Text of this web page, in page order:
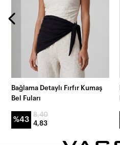
Bağlama Detaylı Fırfır Kumaş
Bel Fuları
%43
8,40
4,83